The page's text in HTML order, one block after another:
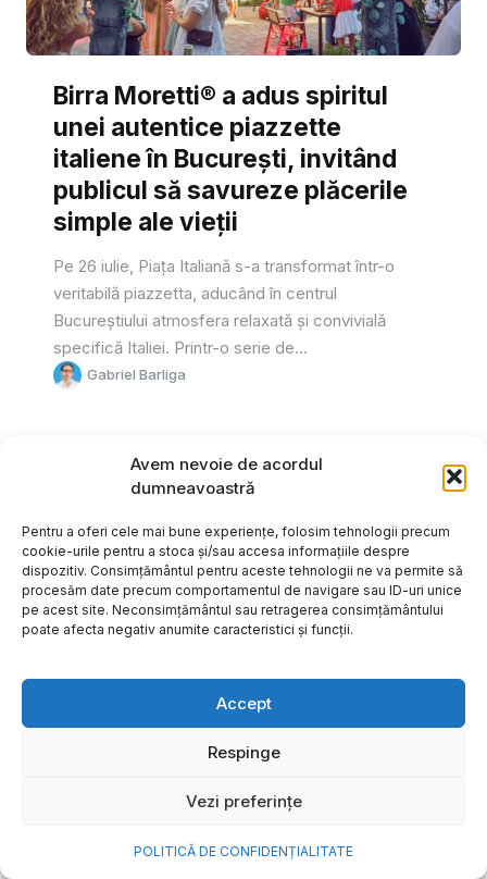
Avem nevoie de acordul
dumneavoastră
Pentru a oferi cele mai bune experiențe, folosim tehnologii precum
cookie-urile pentru a stoca și/sau accesa informațiile despre
dispozitiv. Consimțământul pentru aceste tehnologii ne va permite să
procesăm date precum comportamentul de navigare sau ID-uri unice
pe acest site. Neconsimțământul sau retragerea consimțământului
poate afecta negativ anumite caracteristici și funcții.
Accept
Respinge
Vezi preferințe
POLITICĂ DE CONFIDENȚIALITATE
Birra Moretti® a adus spiritul
unei autentice piazzette
italiene în București, invitând
publicul să savureze plăcerile
simple ale vieții
Pe 26 iulie, Piața Italiană s-a transformat într-o
veritabilă piazzetta, aducând în centrul
Bucureștiului atmosfera relaxată și convivială
specifică Italiei. Printr-o serie de...
Gabriel Barliga
Cum transformi cele mai
o bijuterie Pandora pe care o
porți zi de zi